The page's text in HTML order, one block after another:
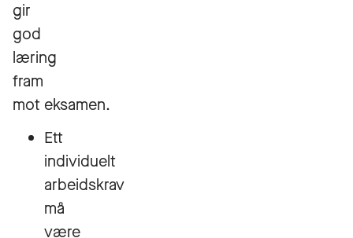
gir
god
læring
fram
mot eksamen.
Ett
individuelt
arbeidskrav
må
være